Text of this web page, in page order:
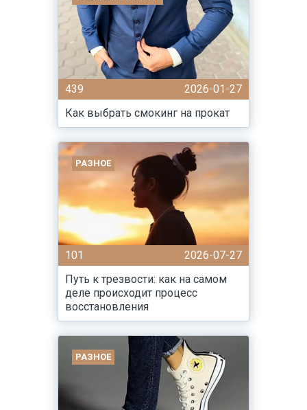
439
2026-01-27
Как выбрать смокинг на прокат
РАЗНОЕ
101
2026-07-27
Путь к трезвости: как на самом
деле происходит процесс
восстановления
РАЗНОЕ